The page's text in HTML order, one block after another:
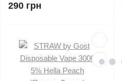
290 грн